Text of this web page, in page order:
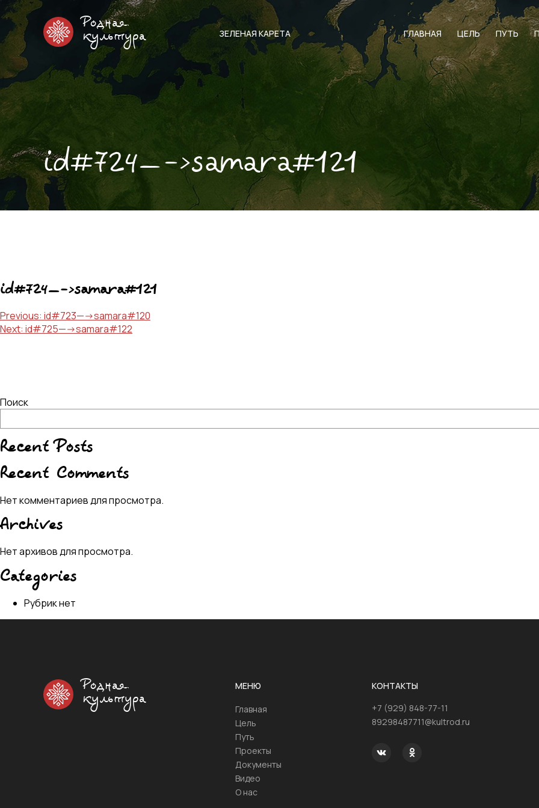
Родная
культура
ЗЕЛЕНАЯ КАРЕТА ГЛАВНАЯ ЦЕЛЬ ПУТЬ
id#724—->samara#121
id#724—->samara#121
Навигация
по
Previous: id#723—->samara#120
Next: id#725—->samara#122
Поиск
Recent Posts
Recent Comments
Нет комментариев для просмотра.
Archives
Нет архивов для просмотра.
Categories
Рубрик нет
Родная
культура
МЕНЮ
Главная
Цель
Путь
Проекты
Документы
Видео
О нас
КОНТАКТЫ
+7 (929) 848-77-11
89298487711@kultrod.ru